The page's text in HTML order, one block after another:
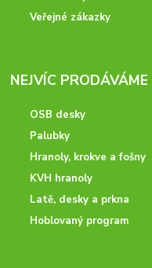
Veřejné zákazky
NEJVÍC PRODÁVÁME
OSB desky
Palubky
Hranoly, krokve a fošny
KVH hranoly
Latě, desky a prkna
Hoblovaný program